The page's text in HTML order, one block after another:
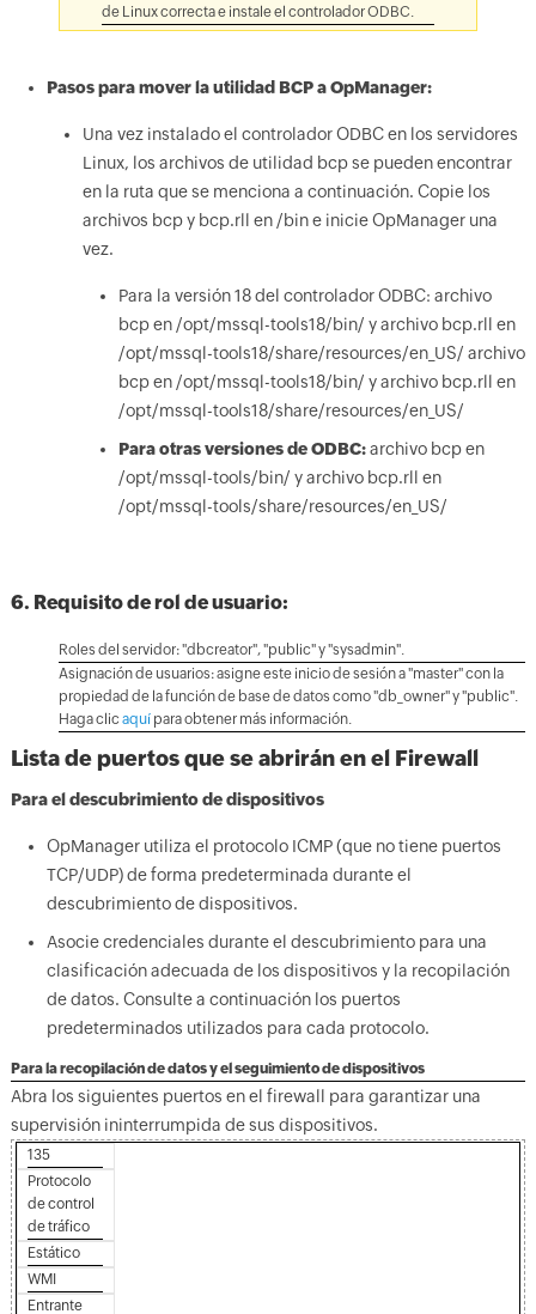
de Linux correcta e instale el controlador ODBC.
Pasos para mover la utilidad BCP a OpManager:
Una vez instalado el controlador ODBC en los servidores
Linux, los archivos de utilidad bcp se pueden encontrar
en la ruta que se menciona a continuación. Copie los
archivos bcp y bcp.rll en /bin e inicie OpManager una
vez.
Para la versión 18 del controlador ODBC: archivo
bcp en /opt/mssql-tools18/bin/ y archivo bcp.rll en
/opt/mssql-tools18/share/resources/en_US/ archivo
bcp en /opt/mssql-tools18/bin/ y archivo bcp.rll en
/opt/mssql-tools18/share/resources/en_US/
Para otras versiones de ODBC:archivo bcp en
/opt/mssql-tools/bin/ y archivo bcp.rll en
/opt/mssql-tools/share/resources/en_US/
6. Requisito de rol de usuario:
Roles del servidor: "dbcreator", "public" y "sysadmin".
Asignación de usuarios: asigne este inicio de sesión a "master" con la
propiedad de la función de base de datos como "db_owner" y "public".
Haga clic aquípara obtener más información.
Lista de puertos que se abrirán en el Firewall
Para el descubrimiento de dispositivos
OpManager utiliza el protocolo ICMP (que no tiene puertos
TCP/UDP) de forma predeterminada durante el
descubrimiento de dispositivos.
Asocie credenciales durante el descubrimiento para una
clasificación adecuada de los dispositivos y la recopilación
de datos. Consulte a continuación los puertos
predeterminados utilizados para cada protocolo.
Para la recopilación de datos y el seguimiento de dispositivos
Abra los siguientes puertos en el firewall para garantizar una
supervisión ininterrumpida de sus dispositivos.
135
Protocolo
de control
de tráfico
Estático
WMI
Entrante